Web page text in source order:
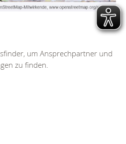
um Ansprechpartner und
zu finden.